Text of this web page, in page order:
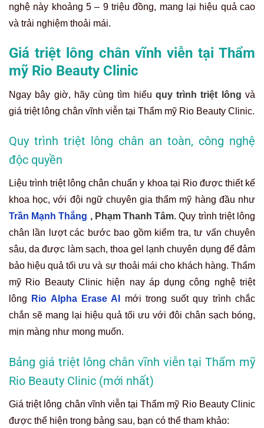
nghệ này khoảng 5 – 9 triệu đồng, mang lại hiệu quả cao
và trải nghiệm thoải mái.
Giá triệt lông chân vĩnh viễn tại Thẩm
mỹ Rio Beauty Clinic
Ngay bây giờ, hãy cùng tìm hiểu quy trình triệt lôngvà
giá triệt lông chân vĩnh viễn tại Thẩm mỹ Rio Beauty Clinic.
Quy trình triệt lông chân an toàn, công nghệ
độc quyền
Liệu trình triệt lông chân chuẩn y khoa tại Rio được thiết kế
khoa học, với đội ngữ chuyên gia thẩm mỹ hàng đầu như
Trần Mạnh Thắng , Phạm Thanh Tâm. Quy trình triệt lông
chân lần lượt các bước bao gồm kiểm tra, tư vấn chuyên
sâu, da được làm sạch, thoa gel lạnh chuyên dụng để đảm
bảo hiệu quả tối ưu và sự thoải mái cho khách hàng. Thẩm
mỹ Rio Beauty Clinic hiện nay áp dụng công nghệ triệt
lông
Rio Alpha Erase AI
mới trong suốt quy trình chắc
chắn sẽ mang lại hiệu quả tối ưu với đôi chân sạch bóng,
mịn màng như mong muốn.
Bảng giá triệt lông chân vĩnh viễn tại Thẩm mỹ
Rio Beauty Clinic (mới nhất)
Giá triệt lông chân vĩnh viễn tại Thẩm mỹ Rio Beauty Clinic
được thể hiện trong bảng sau, bạn có thể tham khảo: